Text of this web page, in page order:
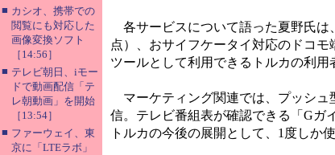
■ カシオ、携帯での
閲覧にも対応した
画像変換ソフト
［14:56］
■ テレビ朝日、iモー
ドで動画配信「テ
レ朝動画」を開始
［13:54］
■ ファーウェイ、東
京に「LTEラボ」
各サービスについて語った夏野氏は
点）、おサイフケータイ対応のドコモ
ツールとして利用できるトルカの利用
マーケティング関連では、プッシュ
信。テレビ番組表が確認できる「Gガ
トルカの今後の展開として、1度しか